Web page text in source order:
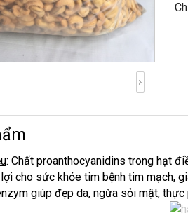
: Chất proanthocyanidins trong hạt
cho sức khỏe tim bệnh tim mạch,
giúp đẹp da, ngừa sỏi mật,